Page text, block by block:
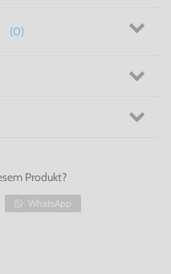
(0)
Produkt?
WhatsApp